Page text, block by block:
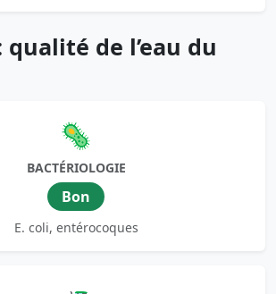
qualité de l’eau du
🦠
BACTÉRIOLOGIE
Bon
E. coli, entérocoques